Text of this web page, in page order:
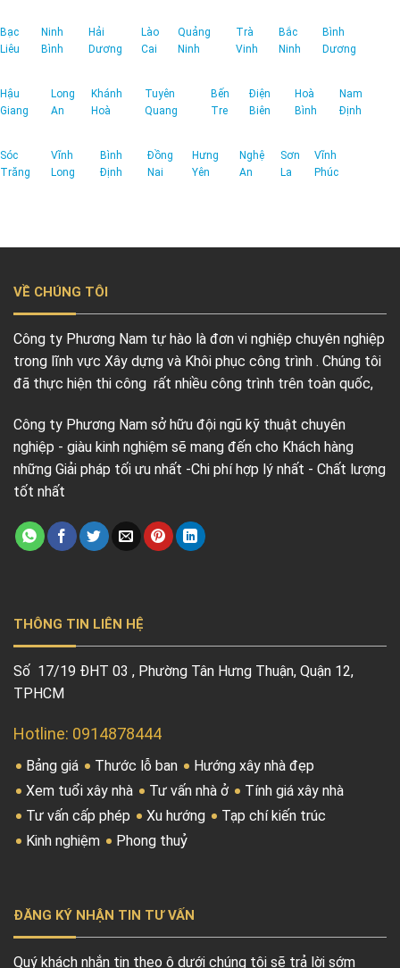
Bạc
Liêu
Ninh
Bình
Hải
Dương
Lào
Cai
Quảng
Ninh
Trà
Vinh
Bắc
Ninh
Bình
Dương
Hậu
Giang
Long
An
Khánh
Hoà
Tuyên
Quang
Bến
Tre
Điện
Biên
Hoà
Bình
Nam
Định
Sóc
Trăng
Vĩnh
Long
Bình
Định
Đồng
Nai
Hưng
Yên
Nghệ
An
Sơn
La
Vĩnh
Phúc
VỀ CHÚNG TÔI
Công ty Phương Nam tự hào là đơn vi nghiệp chuyên nghiệp
trong lĩnh vực Xây dựng và Khôi phục công trình . Chúng tôi
đã thực hiện thi công rất nhiều công trình trên toàn quốc,
Công ty Phương Nam sở hữu đội ngũ kỹ thuật chuyên
nghiệp - giàu kinh nghiệm sẽ mang đến cho Khách hàng
những Giải pháp tối ưu nhất -Chi phí hợp lý nhất - Chất lượng
tốt nhất
THÔNG TIN LIÊN HỆ
Số 17/19 ĐHT 03 , Phường Tân Hưng Thuận, Quận 12,
TPHCM
Hotline: 0914878444
Bảng giá Thước lỗ ban
Hướng xây nhà đẹp
Xem tuổi xây nhà
Tư vấn nhà ở
Tính giá xây nhà
Tư vấn cấp phép
Xu hướng
Tạp chí kiến trúc
Kinh nghiệm
Phong thuỷ
ĐĂNG KÝ NHẬN TIN TƯ VẤN
Quý khách nhắn tin theo ô dưới chúng tôi sẽ trả lời sớm